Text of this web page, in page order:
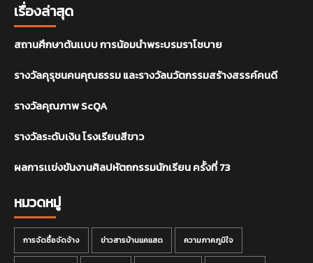
เรื่องล่าสุด
สถานศึกษาต้นเเบบ การน้อมนำพระบรมราโชบาย
รางวัลคุรุชนคนคุณธรรม และรางวัลนวัตกรรมสร้างสรรค์คนดี
รางวัลคุณภาพ ScQA
รางวัลระดับเงิน โรงเรียนสีขาว
ผลการเเข่งขันงานศิลปหัตถกรรมนักเรียน ครั้งที่ 73
หมวดหมู่
การจัดซื้อจัดจ้าง ข่าวสารบ้านแคแสด ความภาคภูมิใจ